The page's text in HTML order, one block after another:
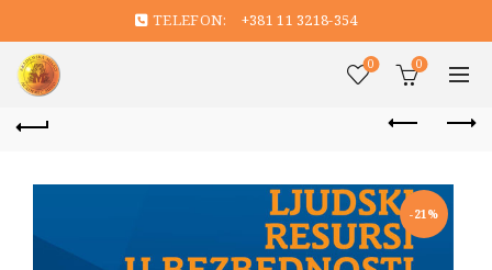
TELEFON: +381 11 3218-354
0 0
-21%